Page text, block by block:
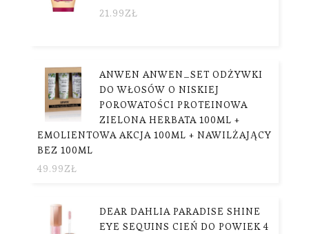
21.99ZŁ
ANWEN ANWEN_SET ODŻYWKI
DO WŁOSÓW O NISKIEJ
POROWATOŚCI PROTEINOWA
ZIELONA HERBATA 100ML +
EMOLIENTOWA AKCJA 100ML + NAWILŻAJĄCY
BEZ 100ML
49.99ZŁ
DEAR DAHLIA PARADISE SHINE
EYE SEQUINS CIEŃ DO POWIEK 4